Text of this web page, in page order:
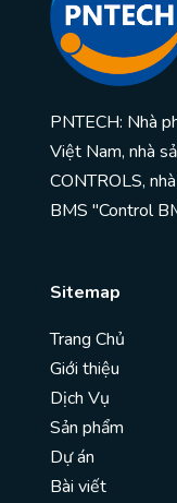
PNTECH: Nhà
Việt Nam, nhà
CONTROLS,
BMS "Control
Sitemap
Trang Chủ
Giới thiệu
Dịch Vụ
Sản phẩm
Dự án
Bài viết